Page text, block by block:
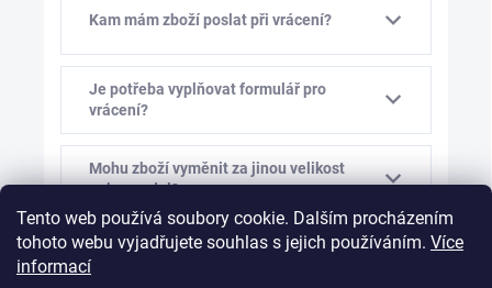
Tento web používá soubory cookie. Dalším procházením
tohoto webu vyjadřujete souhlas s jejich používáním. Více
informací
Kam mám zboží poslat při vrácení?
Je potřeba vyplňovat formulář pro
vrácení?
Mohu zboží vyměnit za jinou velikost
nebo model?
Kolik stojí výměna zboží?